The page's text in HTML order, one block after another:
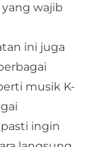
wajib
ini juga
musik K-
ingin